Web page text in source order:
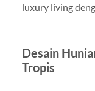
luxury living
Desain
Tropis